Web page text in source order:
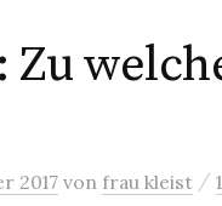
Zu
2017 von frau kleist /